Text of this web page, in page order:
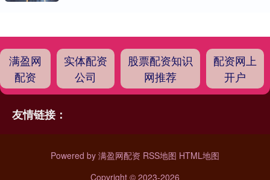
满盈网
配资
实体配资
公司
股票配资知识
网推荐
配资网上
开户
友情链接：
Powered by 满盈网配资 RSS地图 HTML地图
Copyright © 2023-2026